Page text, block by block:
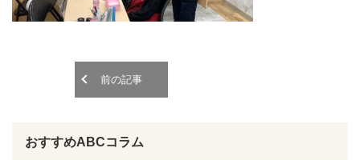
o
前の記事
おすすめABCコラム